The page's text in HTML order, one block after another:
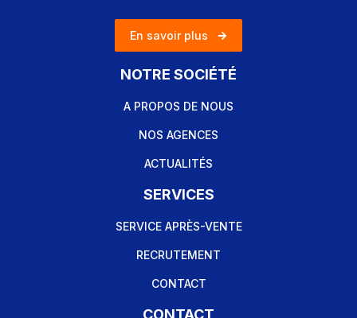
En savoir plus
NOTRE SOCIÉTÉ
A PROPOS DE NOUS
NOS AGENCES
ACTUALITÉS
SERVICES
SERVICE APRÈS-VENTE
RECRUTEMENT
CONTACT
CONTACT